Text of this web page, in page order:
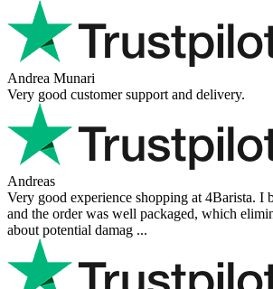
Andrea Munari
Very good customer support and delivery.
Andreas
Very good experience shopping at 4Barista. I
and the order was well packaged, which
about potential damag ...